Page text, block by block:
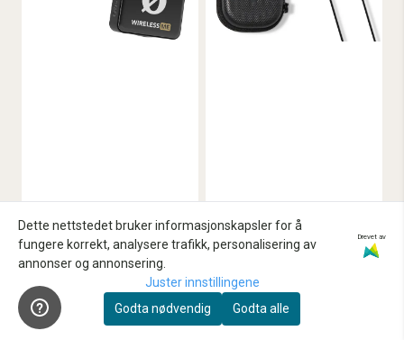
Røde
Røde Wireless ME
DUAL Compact
Wireless Mic
Røde Wireless PRO
Dette nettstedet bruker informasjonskapsler for å
fungere korrekt, analysere trafikk, personalisering av
annonser og annonsering.
Drevet av
Juster innstillingene
Godta nødvendig
Godta alle